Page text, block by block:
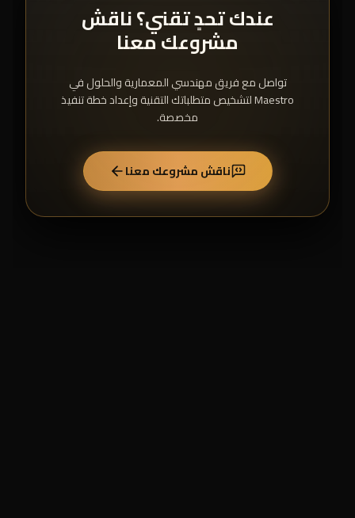
عندك تحدٍ تقني؟ ناقش
مشروعك معنا
تواصل مع فريق مهندسي المعمارية والحلول في
Maestro لتشخيص متطلباتك التقنية وإعداد خطة تنفيذ
مخصصة.
ناقش مشروعك معنا